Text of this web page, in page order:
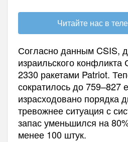
Читайте нас в
Согласно данным CSIS,
израильского
2330 ракетами Patriot.
сократилось до
израсходовано порядка
тревожнее ситуация с
запас уменьшился на
менее 100 штук.